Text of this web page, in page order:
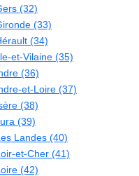
(32)
(33)
(34)
et-Vilaine (35)
(36)
et-Loire (37)
(38)
(39)
Landes (40)
et-Cher (41)
(42)